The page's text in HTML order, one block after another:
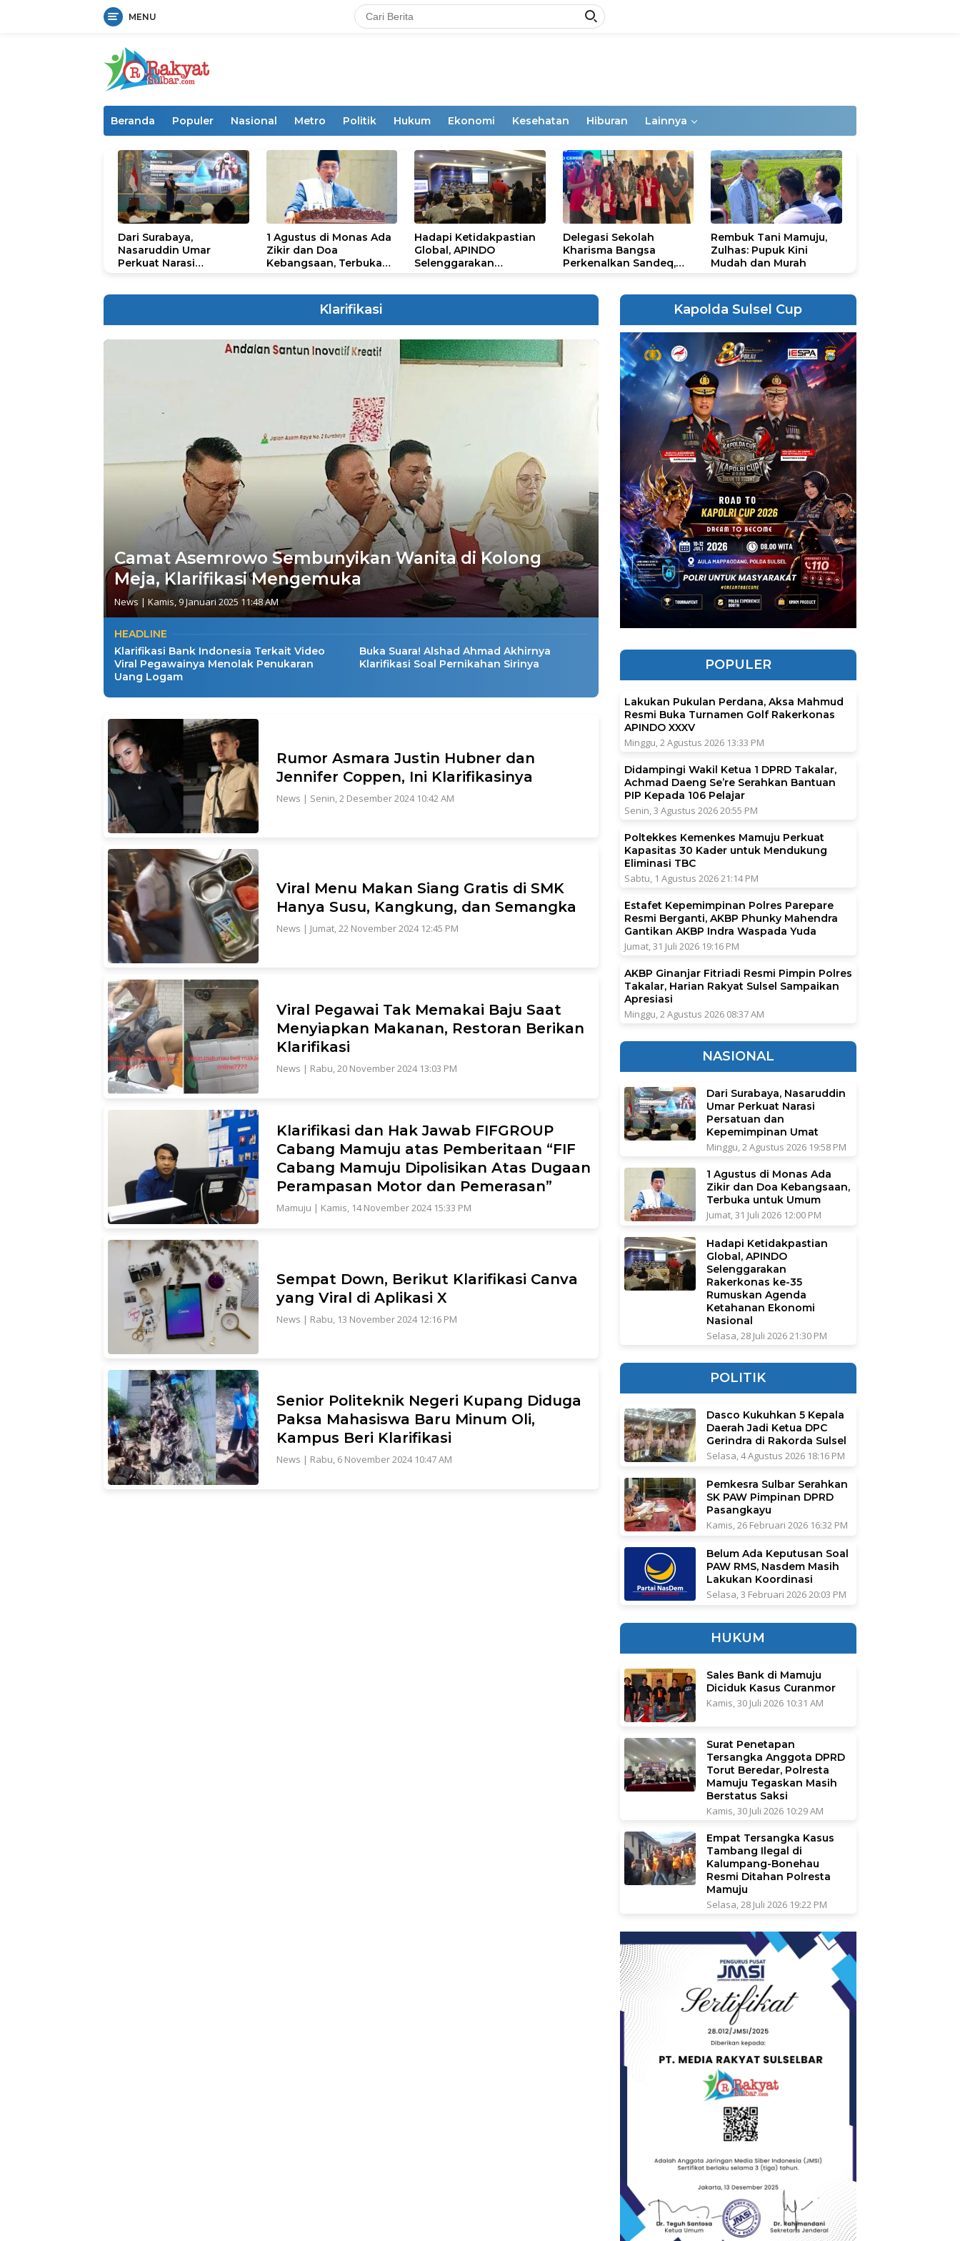
MENU
Beranda Populer Nasional Metro Politik Hukum Ekonomi Kesehatan Hiburan Lainnya
Dari Surabaya,
Nasaruddin Umar
Perkuat Narasi
1 Agustus di Monas Ada
Zikir dan Doa
Kebangsaan, Terbuka
Hadapi Ketidakpastian
Global, APINDO
Selenggarakan
Delegasi Sekolah
Kharisma Bangsa
Perkenalkan Sandeq,
STEAM Olympiad 2026
Rembuk Tani Mamuju,
Zulhas: Pupuk Kini
Mudah dan Murah
Klarifikasi
Camat Asemrowo Sembunyikan Wanita di Kolong
Meja, Klarifikasi Mengemuka
News | Kamis, 9 Januari 2025 11:48 AM
HEADLINE
Klarifikasi Bank Indonesia Terkait Video
Viral Pegawainya Menolak Penukaran
Uang Logam
Buka Suara! Alshad Ahmad Akhirnya
Klarifikasi Soal Pernikahan Sirinya
Rumor Asmara Justin Hubner dan
Jennifer Coppen, Ini Klarifikasinya
News | Senin, 2 Desember 2024 10:42 AM
Viral Menu Makan Siang Gratis di SMK
Hanya Susu, Kangkung, dan Semangka
News | Jumat, 22 November 2024 12:45 PM
Viral Pegawai Tak Memakai Baju Saat
Menyiapkan Makanan, Restoran Berikan
Klarifikasi
News | Rabu, 20 November 2024 13:03 PM
Klarifikasi dan Hak Jawab FIFGROUP
Cabang Mamuju atas Pemberitaan “FIF
Cabang Mamuju Dipolisikan Atas Dugaan
Perampasan Motor dan Pemerasan”
Mamuju | Kamis, 14 November 2024 15:33 PM
Sempat Down, Berikut Klarifikasi Canva
yang Viral di Aplikasi X
News | Rabu, 13 November 2024 12:16 PM
Senior Politeknik Negeri Kupang Diduga
Paksa Mahasiswa Baru Minum Oli,
Kampus Beri Klarifikasi
News | Rabu, 6 November 2024 10:47 AM
Kapolda Sulsel Cup
POPULER
Lakukan Pukulan Perdana, Aksa Mahmud
Resmi Buka Turnamen Golf Rakerkonas
APINDO XXXV
Minggu, 2 Agustus 2026 13:33 PM
Didampingi Wakil Ketua 1 DPRD Takalar,
Achmad Daeng Se’re Serahkan Bantuan
PIP Kepada 106 Pelajar
Senin, 3 Agustus 2026 20:55 PM
Poltekkes Kemenkes Mamuju Perkuat
Kapasitas 30 Kader untuk Mendukung
Eliminasi TBC
Sabtu, 1 Agustus 2026 21:14 PM
Estafet Kepemimpinan Polres Parepare
Resmi Berganti, AKBP Phunky Mahendra
Gantikan AKBP Indra Waspada Yuda
Jumat, 31 Juli 2026 19:16 PM
AKBP Ginanjar Fitriadi Resmi Pimpin Polres
Takalar, Harian Rakyat Sulsel Sampaikan
Apresiasi
Minggu, 2 Agustus 2026 08:37 AM
NASIONAL
Dari Surabaya, Nasaruddin
Umar Perkuat Narasi
Persatuan dan
Kepemimpinan Umat
Minggu, 2 Agustus 2026 19:58 PM
1 Agustus di Monas Ada
Zikir dan Doa Kebangsaan,
Terbuka untuk Umum
Jumat, 31 Juli 2026 12:00 PM
Hadapi Ketidakpastian
Global, APINDO
Selenggarakan
Rakerkonas ke-35
Rumuskan Agenda
Ketahanan Ekonomi
Nasional
Selasa, 28 Juli 2026 21:30 PM
POLITIK
Dasco Kukuhkan 5 Kepala
Daerah Jadi Ketua DPC
Gerindra di Rakorda Sulsel
Selasa, 4 Agustus 2026 18:16 PM
Pemkesra Sulbar Serahkan
SK PAW Pimpinan DPRD
Pasangkayu
Kamis, 26 Februari 2026 16:32 PM
Belum Ada Keputusan Soal
PAW RMS, Nasdem Masih
Lakukan Koordinasi
Selasa, 3 Februari 2026 20:03 PM
HUKUM
Sales Bank di Mamuju
Diciduk Kasus Curanmor
Kamis, 30 Juli 2026 10:31 AM
Surat Penetapan
Tersangka Anggota DPRD
Torut Beredar, Polresta
Mamuju Tegaskan Masih
Berstatus Saksi
Kamis, 30 Juli 2026 10:29 AM
Empat Tersangka Kasus
Tambang Ilegal di
Kalumpang-Bonehau
Resmi Ditahan Polresta
Mamuju
Selasa, 28 Juli 2026 19:22 PM